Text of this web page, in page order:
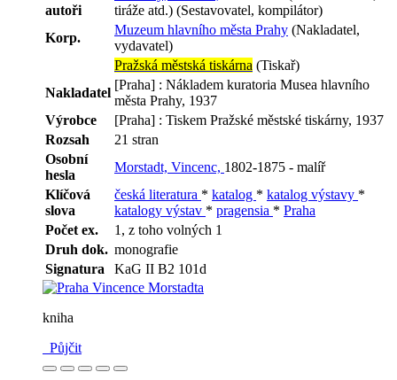
autoři
tiráže atd.) (Sestavovatel, kompilátor)
Korp.
Muzeum hlavního města Prahy (Nakladatel,
vydavatel)
Pražská městská tiskárna (Tiskař)
Nakladatel
[Praha] : Nákladem kuratoria Musea hlavního
města Prahy, 1937
Výrobce
[Praha] : Tiskem Pražské městské tiskárny, 1937
Rozsah
21 stran
Osobní
hesla
Morstadt, Vincenc, 1802-1875 - malíř
Klíčová
slova
česká literatura * katalog * katalog výstavy *
katalogy výstav * pragensia * Praha
Počet ex.
1, z toho volných 1
Druh dok. monografie
Signatura
KaG II B2 101d
kniha
Půjčit